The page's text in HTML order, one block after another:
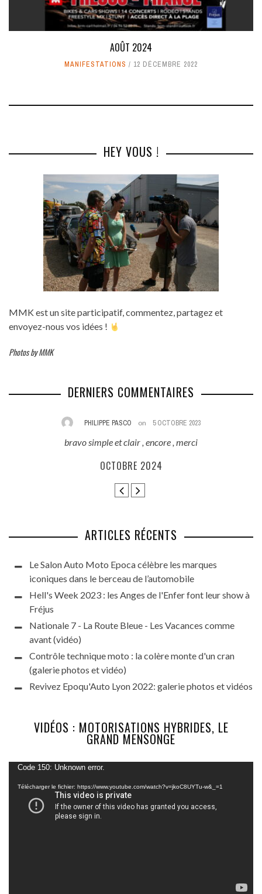
AOÛT 2024
MANIFESTATIONS 12 DÉCEMBRE 2022
HEY VOUS !
MMK est un site participatif, commentez, partagez et
envoyez-nous vos idées !
Photos by MMK
DERNIERS COMMENTAIRES
PHILIPPE PASCO on 5 OCTOBRE 2023
bravo simple et clair , encore , merci
OCTOBRE 2024
ARTICLES RÉCENTS
Le Salon Auto Moto Epoca célèbre les marques
iconiques dans le berceau de l’automobile
Hell's Week 2023 : les Anges de l'Enfer font leur show à
Fréjus
Nationale 7 - La Route Bleue - Les Vacances comme
avant (vidéo)
Contrôle technique moto : la colère monte d'un cran
(galerie photos et vidéo)
Revivez Epoqu'Auto Lyon 2022: galerie photos et vidéos
VIDÉOS : MOTORISATIONS HYBRIDES, LE
GRAND MENSONGE
Lecteur
vidéo
Code 150: Unknown error.
Télécharger le fichier: https://www.youtube.com/watch?v=jkoC8UYTu-w&_=1